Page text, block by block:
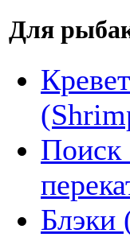
Для
Блэки